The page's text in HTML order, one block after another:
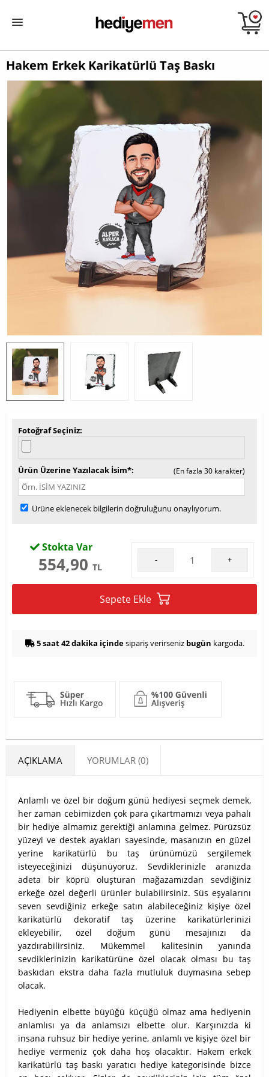
Hakem Erkek Karikatürlü Taş Baskı
Fotoğraf Seçiniz
Ürün Üzerine Yazılacak İsim* (En fazla 30 karakter)
Ürüne eklenecek bilgilerin doğruluğunu onaylıyorum.
Stokta Var
554,90 TL
- +
Sepete Ekle
5 saat 42 dakika içindesipariş verirseniz bugün kargoda.
AÇIKLAMA YORUMLAR (0)
Anlamlı ve özel bir doğum günü hediyesi seçmek demek,
her zaman cebimizden çok para çıkartmamızı veya pahalı
bir hediye almamız gerektiği anlamına gelmez. Pürüzsüz
yüzeyi ve destek ayakları sayesinde, masanızın en güzel
yerine karikatürlü bu taş ürünümüzü sergilemek
isteyeceğinizi düşünüyoruz. Sevdiklerinizle aranızda
adeta bir köprü oluşturan mağazamızdan sevdiğiniz
erkeğe özel değerli ürünler bulabilirsiniz. Süs eşyalarını
seven sevdiğiniz erkeğe satın alabileceğiniz kişiye özel
karikatürlü dekoratif taş üzerine karikatürlerinizi
ekleyebilir, özel doğum günü mesajınızı da
yazdırabilirsiniz. Mükemmel kalitesinin yanında
sevdiklerinizin karikatürüne özel olacak olması bu taş
baskıdan ekstra daha fazla mutluluk duymasına sebep
olacak.
Hediyenin elbette büyüğü küçüğü olmaz ama hediyenin
anlamlısı ya da anlamsızı elbette olur. Karşınızda ki
insana ruhsuz bir hediye yerine, anlamlı ve kişiye özel bir
hediye vermeniz çok daha hoş olacaktır. Hakem erkek
karikatürlü taş baskı yaratıcı hediye kategorisinde bizce